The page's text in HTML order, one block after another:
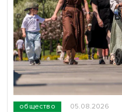
общество 05.08.2026